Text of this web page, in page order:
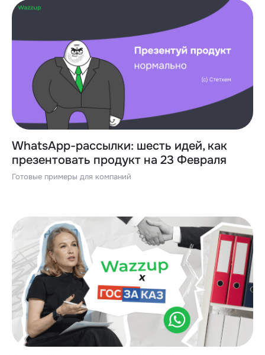
WhatsApp-рассылки: шесть идей, как
презентовать продукт на 23 Февраля
Готовые примеры для компаний